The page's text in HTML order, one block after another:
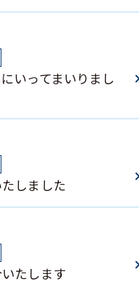
いってまいりまし
しました
たします